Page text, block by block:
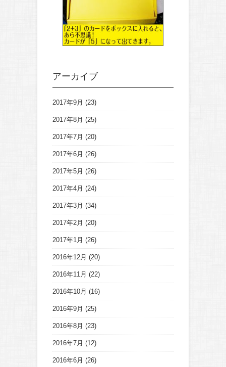
アーカイブ
2017年9月 (23)
2017年8月 (25)
2017年7月 (20)
2017年6月 (26)
2017年5月 (26)
2017年4月 (24)
2017年3月 (34)
2017年2月 (20)
2017年1月 (26)
2016年12月 (20)
2016年11月 (22)
2016年10月 (16)
2016年9月 (25)
2016年8月 (23)
2016年7月 (12)
2016年6月 (26)